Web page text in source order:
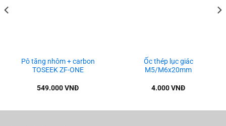
Pô tăng nhôm + carbon
TOSEEK ZF-ONE
549.000VNĐ
Ốc thép lục giác
M5/M6x20mm
4.000VNĐ